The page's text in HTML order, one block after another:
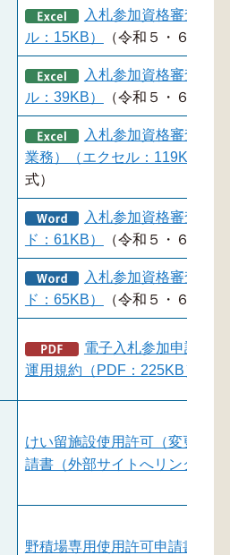
入札参加資格審査申
ル：15KB）
（令和５・６年度
入札参加資格審査申
ル：39KB）
（令和５・６年度
入札参加資格審査申
業務）（エクセル：119KB）
式）
入札参加資格審査申
ド：61KB）
（令和５・６年度
入札参加資格審査申
ド：65KB）
（令和５・６年度
電子入札参加申請書・
運用規約（PDF：225KB）
けい留施設使用許可（変更）申
請書（外部サイトへリンク）
野積場専用使用許可申請書（外